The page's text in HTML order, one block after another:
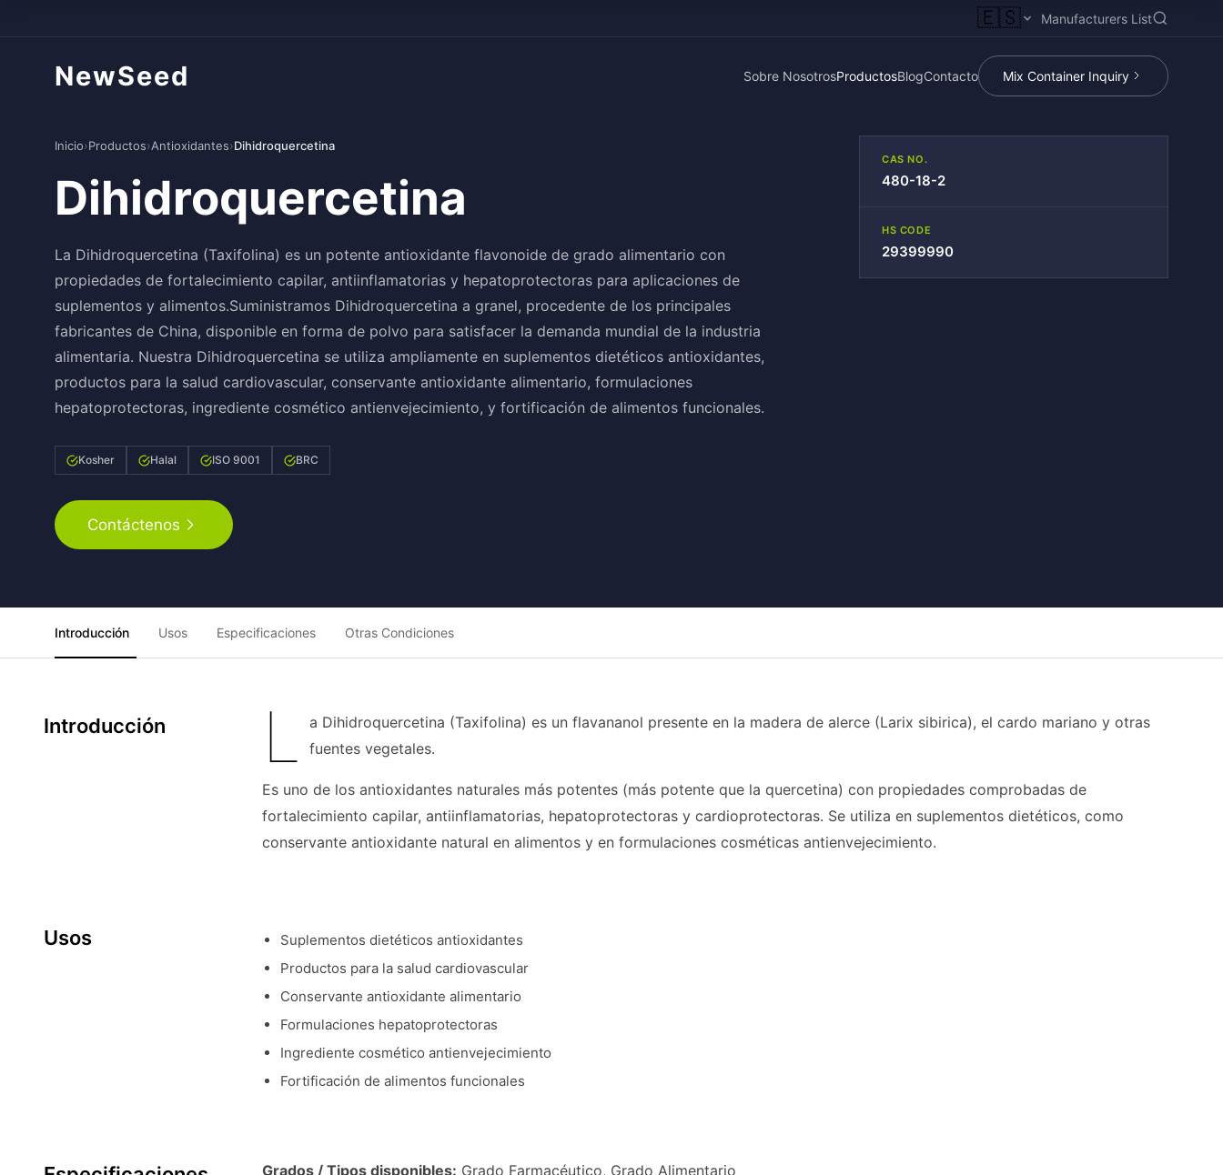
🇪🇸 Manufacturers List
NewSeed Sobre NosotrosProductosBlogContacto Mix Container Inquiry
Inicio›Productos›Antioxidantes›Dihidroquercetina
Dihidroquercetina
La Dihidroquercetina (Taxifolina) es un potente antioxidante flavonoide de grado alimentario con
propiedades de fortalecimiento capilar, antiinflamatorias y hepatoprotectoras para aplicaciones de
suplementos y alimentos.Suministramos Dihidroquercetina a granel, procedente de los principales
fabricantes de China, disponible en forma de polvo para satisfacer la demanda mundial de la industria
alimentaria. Nuestra Dihidroquercetina se utiliza ampliamente en suplementos dietéticos antioxidantes,
productos para la salud cardiovascular, conservante antioxidante alimentario, formulaciones
hepatoprotectoras, ingrediente cosmético antienvejecimiento, y fortificación de alimentos funcionales.
Kosher Halal ISO 9001 BRC
Contáctenos
CAS NO.
480-18-2
HS CODE
29399990
Introducción Usos Especificaciones Otras Condiciones
Introducción L
a Dihidroquercetina (Taxifolina) es un flavananol presente en la madera de alerce (Larix sibirica), el cardo mariano y otras
fuentes vegetales.
Es uno de los antioxidantes naturales más potentes (más potente que la quercetina) con propiedades comprobadas de
fortalecimiento capilar, antiinflamatorias, hepatoprotectoras y cardioprotectoras. Se utiliza en suplementos dietéticos, como
conservante antioxidante natural en alimentos y en formulaciones cosméticas antienvejecimiento.
Usos
Suplementos dietéticos antioxidantes
Productos para la salud cardiovascular
Conservante antioxidante alimentario
Formulaciones hepatoprotectoras
Ingrediente cosmético antienvejecimiento
Fortificación de alimentos funcionales
Grados / Tipos disponibles: Grado Farmacéutico, Grado Alimentario